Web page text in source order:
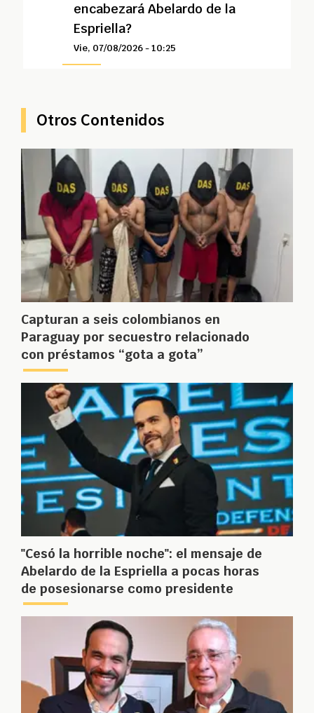
encabezará Abelardo de la
Espriella?
Vie, 07/08/2026 - 10:25
Otros Contenidos
Capturan a seis colombianos en
Paraguay por secuestro relacionado
con préstamos “gota a gota”
"Cesó la horrible noche": el mensaje de
Abelardo de la Espriella a pocas horas
de posesionarse como presidente